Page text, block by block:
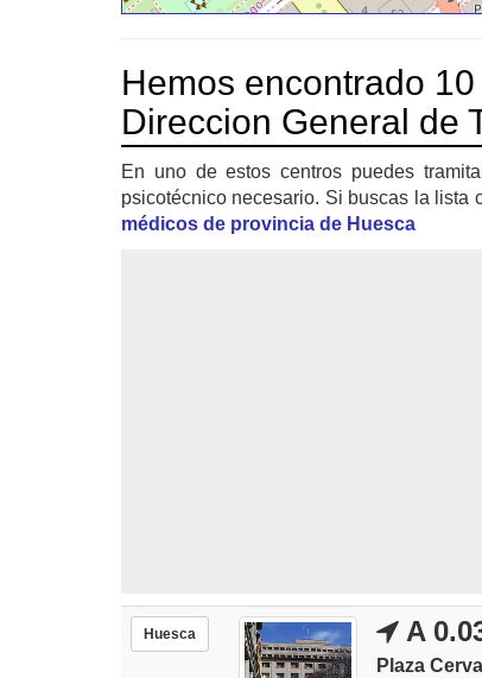
Hemos encontrado
Direccion General de
En uno de estos centros puedes
psicotécnico necesario. Si buscas la lista
médicos de provincia de Huesca
Huesca A
Plaza